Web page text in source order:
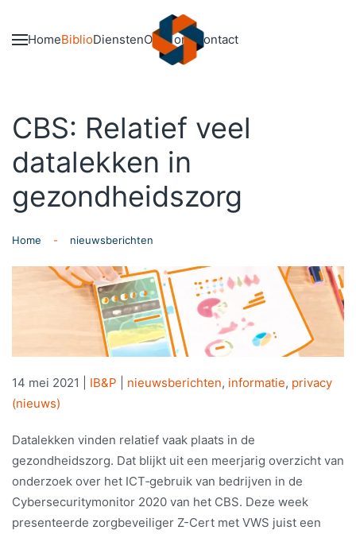
Skip to main content
HomeBiblioDienstenOver onsContact
CBS: Relatief veel
datalekken in
gezondheidszorg
Home nieuwsberichten
14 mei 2021 IB&P nieuwsberichten, informatie, privacy
(nieuws)
Datalekken vinden relatief vaak plaats in de
gezondheidszorg. Dat blijkt uit een meerjarig overzicht van
onderzoek over het ICT‐gebruik van bedrijven in de
Cybersecuritymonitor 2020 van het CBS. Deze week
presenteerde zorgbeveiliger Z-Cert met VWS juist een